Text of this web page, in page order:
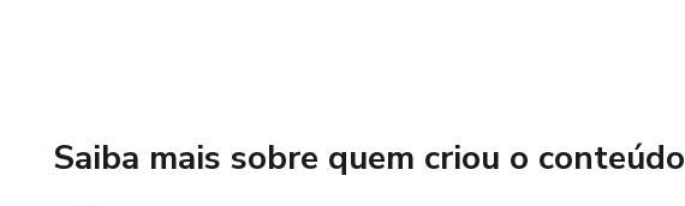
Saiba mais sobre quem criou o conteúdo